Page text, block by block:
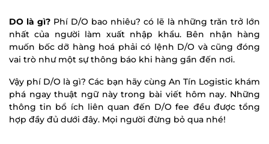
DO là gì? Phí D/O bao nhiêu? có lẽ là những trăn trở lớn
nhất của người làm xuất nhập khẩu. Bên nhận hàng
muốn bốc dỡ hàng hoá phải có lệnh D/O và cũng đóng
vai trò như một sự thông báo khi hàng gần đến nơi.
Vậy phí D/O là gì? Các bạn hãy cùng An Tín Logistic khám
phá ngay thuật ngữ này trong bài viết hôm nay. Những
thông tin bổ ích liên quan đến D/O fee đều được tổng
hợp đầy đủ dưới đây. Mọi người đừng bỏ qua nhé!